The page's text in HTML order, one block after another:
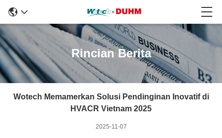
Rincian Berita
Wotech Memamerkan Solusi Pendinginan Inovatif di
HVACR Vietnam 2025
2025-11-07